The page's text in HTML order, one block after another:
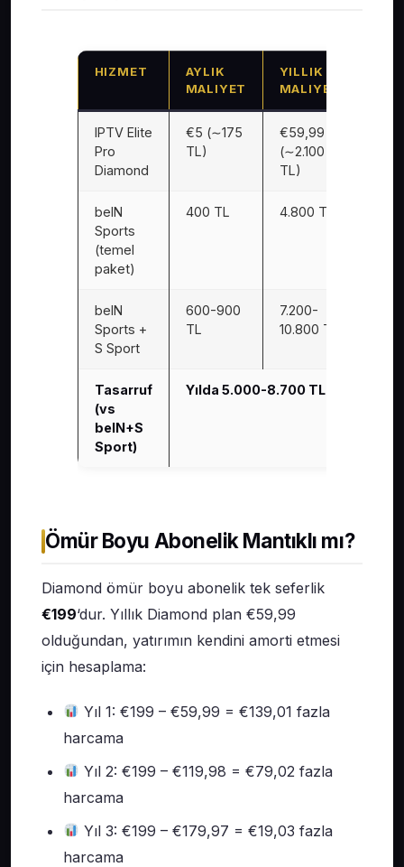
HIZMET
AYLIK
MALIYET
YILLIK
MALIYET
IPTV Elite
Pro
Diamond
€5 (∼175
TL)
€59,99
(∼2.100
TL)
beIN
Sports
(temel
paket)
400 TL 4.800 TL
beIN
Sports +
S Sport
600-900
TL
7.200-
10.800 TL
Tasarruf
(vs
beIN+S
Sport)
Yılda 5.000-8.700 TL tasarruf
Ömür Boyu Abonelik Mantıklı mı?
Diamond ömür boyu abonelik tek seferlik
€199‘dur. Yıllık Diamond plan €59,99
olduğundan, yatırımın kendini amorti etmesi
için hesaplama:
Yıl 1: €199 – €59,99 = €139,01 fazla
harcama
Yıl 2: €199 – €119,98 = €79,02 fazla
harcama
Yıl 3: €199 – €179,97 = €19,03 fazla
harcama